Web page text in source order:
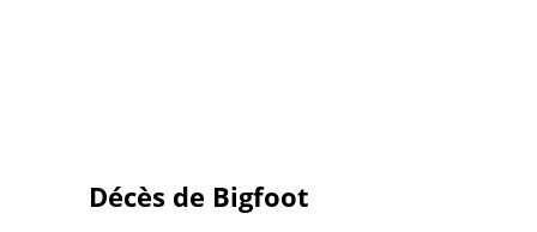
Décès de Bigfoot